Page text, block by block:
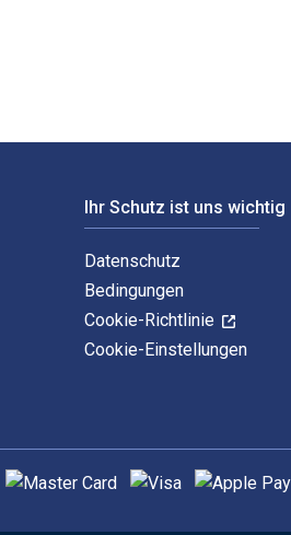
Ihr Schutz ist uns wichtig
Datenschutz
Bedingungen
Cookie-Richtlinie
Cookie-Einstellungen
Unterstützte Zahlungsmethoden